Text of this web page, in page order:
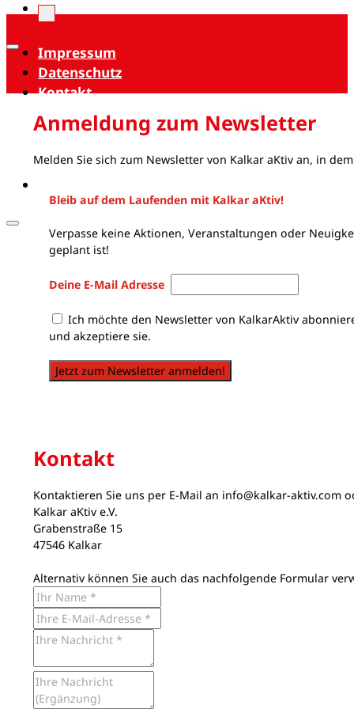
Impressum
Datenschutz
Kontakt
Anmeldung zum Newsletter
Melden Sie sich zum Newsletter von Kalkar aKtiv an, in
Bleib auf dem Laufenden mit Kalkar aKtiv!
Verpasse keine Aktionen, Veranstaltungen oder
geplant ist!
Deine E-Mail Adresse
Ich möchte den Newsletter von KalkarAktiv
und akzeptiere sie.
Jetzt zum Newsletter anmelden!
Kontakt
Kontaktieren Sie uns per E-Mail an info@kalkar-aktiv.com
Kalkar aKtiv e.V.
Grabenstraße 15
47546 Kalkar
Alternativ können Sie auch das nachfolgende Formular